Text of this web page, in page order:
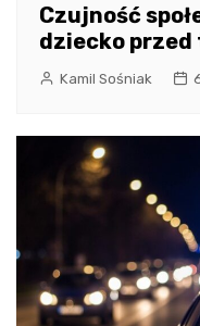
Czujność
dziecko
Kamil Sośniak